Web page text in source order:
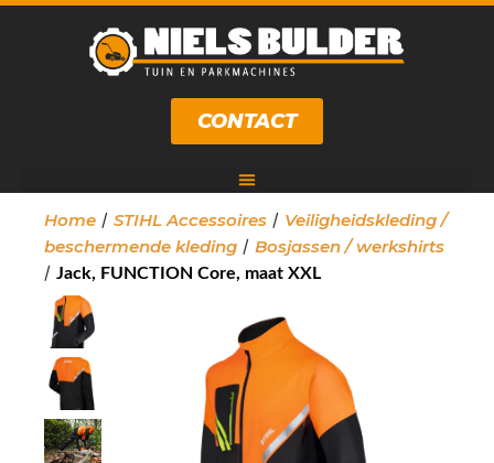
CONTACT
Home / STIHL Accessoires / Veiligheidskleding /
beschermende kleding / Bosjassen / werkshirts
/ Jack, FUNCTION Core, maat XXL